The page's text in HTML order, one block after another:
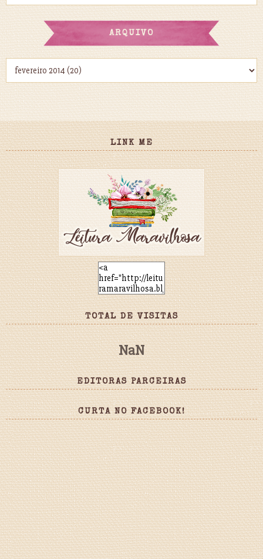
ARQUIVO
LINK ME
TOTAL DE VISITAS
NaN
EDITORAS PARCEIRAS
CURTA NO FACEBOOK!